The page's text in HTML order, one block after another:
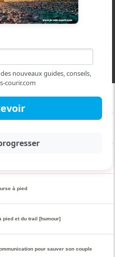
nouveaux guides, conseils,
courir.com
avec un runner
aux arnaques et l'illégalité
mince ni sportif
à pied
pied et du trail [humour]
pour sauver son couple